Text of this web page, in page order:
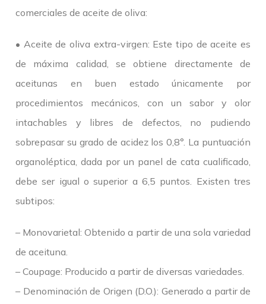
comerciales de aceite de oliva:
• Aceite de oliva extra-virgen: Este tipo de aceite es
de máxima calidad, se obtiene directamente de
aceitunas en buen estado únicamente por
procedimientos mecánicos, con un sabor y olor
intachables y libres de defectos, no pudiendo
sobrepasar su grado de acidez los 0,8°. La puntuación
organoléptica, dada por un panel de cata cualificado,
debe ser igual o superior a 6,5 puntos. Existen tres
subtipos:
– Monovarietal: Obtenido a partir de una sola variedad
de aceituna.
– Coupage: Producido a partir de diversas variedades.
– Denominación de Origen (D.O.): Generado a partir de